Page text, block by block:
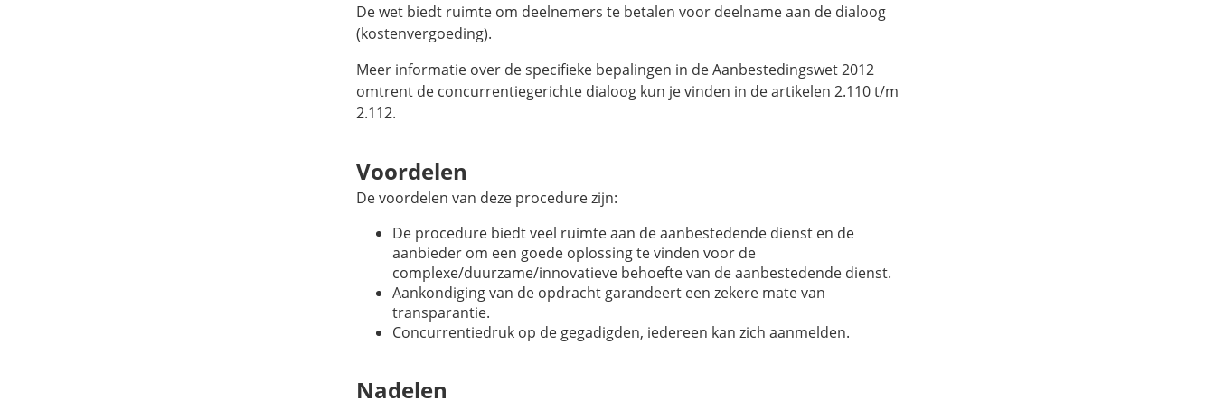
De wet biedt ruimte om deelnemers te betalen voor deelname aan de dialoog
(kostenvergoeding).
Meer informatie over de specifieke bepalingen in de Aanbestedingswet 2012
omtrent de concurrentiegerichte dialoog kun je vinden in de artikelen 2.110 t/m
2.112.
Voordelen
De voordelen van deze procedure zijn:
De procedure biedt veel ruimte aan de aanbestedende dienst en de
aanbieder om een goede oplossing te vinden voor de
complexe/duurzame/innovatieve behoefte van de aanbestedende dienst.
Aankondiging van de opdracht garandeert een zekere mate van
transparantie.
Concurrentiedruk op de gegadigden, iedereen kan zich aanmelden.
Nadelen